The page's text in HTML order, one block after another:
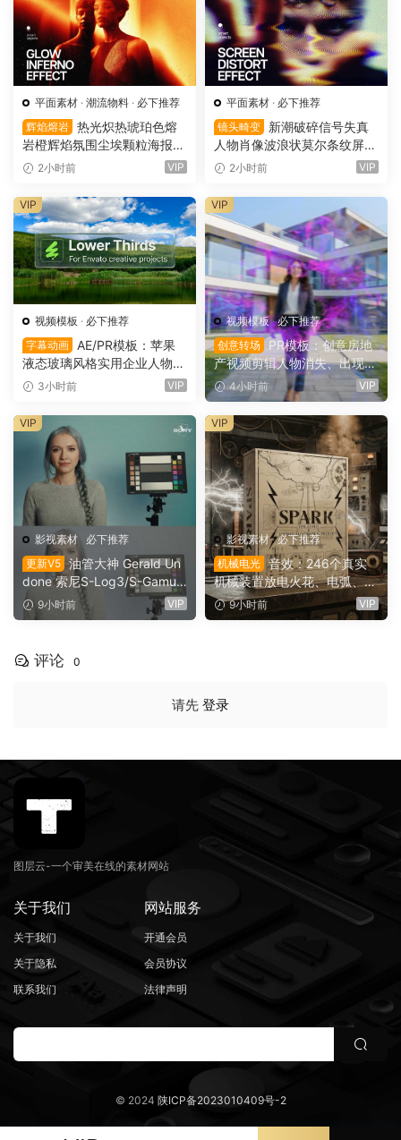
平面素材 · 潮流物料 · 必下推荐
辉焰熔岩 热光炽热琥珀色熔
岩橙辉焰氛围尘埃颗粒海报封
面设计PSD特效样机 Glow Inf
2小时前 VIP
平面素材 · 必下推荐
镜头畸变
新潮破碎信号失真
人物肖像波浪状莫尔条纹屏幕
畸变专辑封面音乐海报传单P
ortion Effect（16156）
2小时前 VIP
视频模板 · 必下推荐
字幕动画
AE/PR模板：苹果
液态玻璃风格实用企业人物宣
传下横栏字幕条文字标题动画
3小时前 VIP
VIP
视频模板·必下推荐
创意转场
PR模板：创意房地
产视频剪辑人物消失、出现电
影转场过渡（16154）
4小时前 VIP
VIP
影视素材
必下推荐
更新V5 油管大神 Gerald Un
done 索尼S-Log3/S-Gamut
3.Cine素材色彩还原、监看L
UT调色预设 Gerald Undone
2）
9小时前 VIP
VIP
影视素材·必下推荐
机械电光 音效：246个真实
机械装置放电火花、电弧、嗡
鸣、嗡鸣、机械激活冲击电影
游戏广告音效素材 SoundMor
9小时前 VIP
VIP
评论 0
请先 登录
图层云-一个审美在线的素材网站
关于我们
关于我们
关于隐私
联系我们
网站服务
开通会员
会员协议
法律声明
© 2024 陕ICP备2023010409号-2